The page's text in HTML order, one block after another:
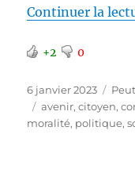
Continuer la
+2 0
Publié
le
6 janvier 2023
Étiquettes
avenir,citoyen,
moralité, politique,